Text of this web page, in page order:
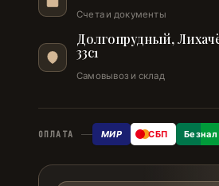
Счета и документы
Долгопрудный,
33с1
Самовывоз и склад
ОПЛАТА МИР СБП Безнал